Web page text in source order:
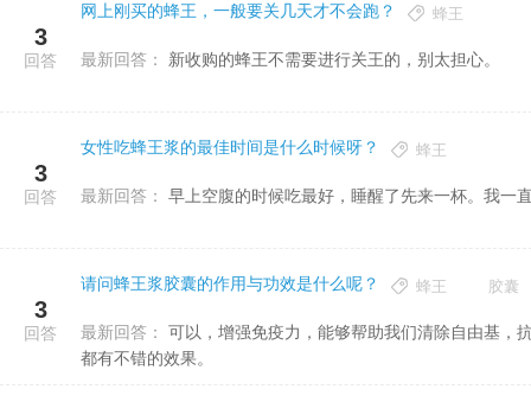
3
回答
网上刚买的蜂王，一般要关几天才不会跑？ 蜂王
最新回答： 新收购的蜂王不需要进行关王的，别太担心。
3
回答
女性吃蜂王浆的最佳时间是什么时候呀？ 蜂王
最新回答： 早上空腹的时候吃最好，睡醒了先来一杯。我一
3
回答
请问蜂王浆胶囊的作用与功效是什么呢？ 蜂王 胶囊
最新回答：
都有不错的效果。